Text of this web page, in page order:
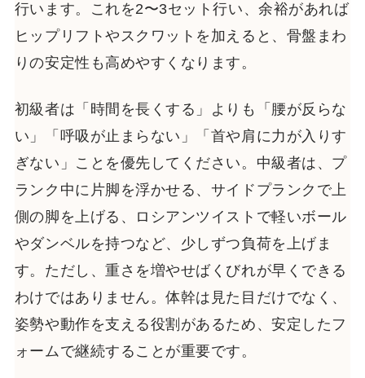
行います。これを2〜3セット行い、余裕があれば
ヒップリフトやスクワットを加えると、骨盤まわ
りの安定性も高めやすくなります。
初級者は「時間を長くする」よりも「腰が反らな
い」「呼吸が止まらない」「首や肩に力が入りす
ぎない」ことを優先してください。中級者は、プ
ランク中に片脚を浮かせる、サイドプランクで上
側の脚を上げる、ロシアンツイストで軽いボール
やダンベルを持つなど、少しずつ負荷を上げま
す。ただし、重さを増やせばくびれが早くできる
わけではありません。体幹は見た目だけでなく、
姿勢や動作を支える役割があるため、安定したフ
ォームで継続することが重要です。